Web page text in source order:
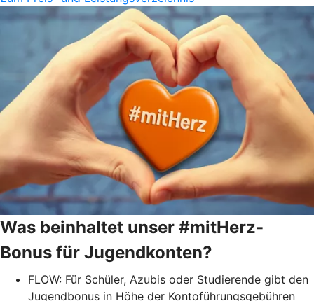
Was beinhaltet unser #mitHerz-
Bonus für Jugendkonten?
FLOW: Für Schüler, Azubis oder Studierende gibt den
Jugendbonus in Höhe der Kontoführungsgebühren